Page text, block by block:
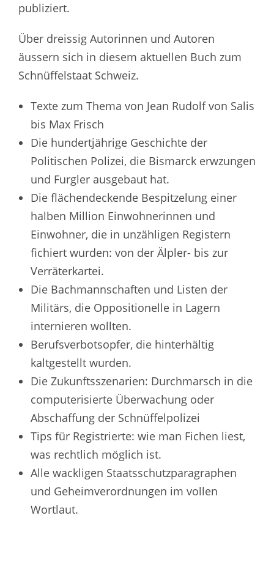
publiziert.
Über dreissig Autorinnen und Autoren
äussern sich in diesem aktuellen Buch zum
Schnüffelstaat Schweiz.
Texte zum Thema von Jean Rudolf von Salis
bis Max Frisch
Die hundertjährige Geschichte der
Politischen Polizei, die Bismarck erwzungen
und Furgler ausgebaut hat.
Die flächendeckende Bespitzelung einer
halben Million Einwohnerinnen und
Einwohner, die in unzähligen Registern
fichiert wurden: von der Älpler- bis zur
Verräterkartei.
Die Bachmannschaften und Listen der
Militärs, die Oppositionelle in Lagern
internieren wollten.
Berufsverbotsopfer, die hinterhältig
kaltgestellt wurden.
Die Zukunftsszenarien: Durchmarsch in die
computerisierte Überwachung oder
Abschaffung der Schnüffelpolizei
Tips für Registrierte: wie man Fichen liest,
was rechtlich möglich ist.
Alle wackligen Staatsschutzparagraphen
und Geheimverordnungen im vollen
Wortlaut.